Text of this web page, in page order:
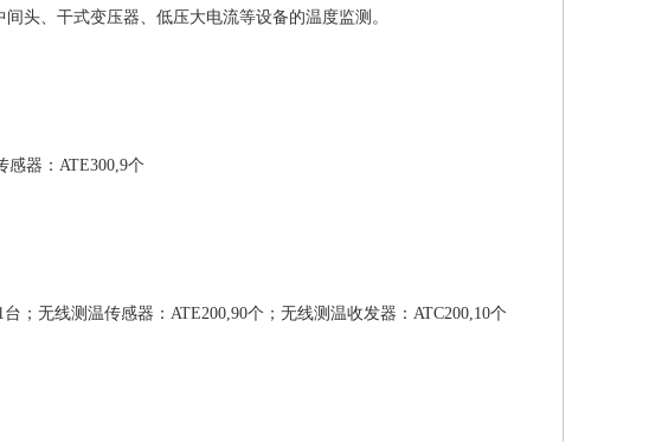
头、干式变压器、低压大电流等设备的温度监测。
感器：ATE300,9个
；无线测温传感器：ATE200,90个；无线测温收发器：ATC200,10个